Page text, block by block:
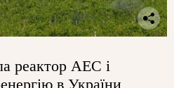
реактор АЕС і
в України